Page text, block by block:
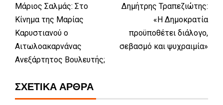
Μάριος Σαλμάς: Στο
Κίνημα της Μαρίας
Καρυστιανού ο
Αιτωλοακαρνάνας
Ανεξάρτητος Βουλευτής;
Δημήτρης Τραπεζιώτης:
«Η Δημοκρατία
προϋποθέτει διάλογο,
σεβασμό και ψυχραιμία»
ΣΧΕΤΙΚΆ ΆΡΘΡΑ